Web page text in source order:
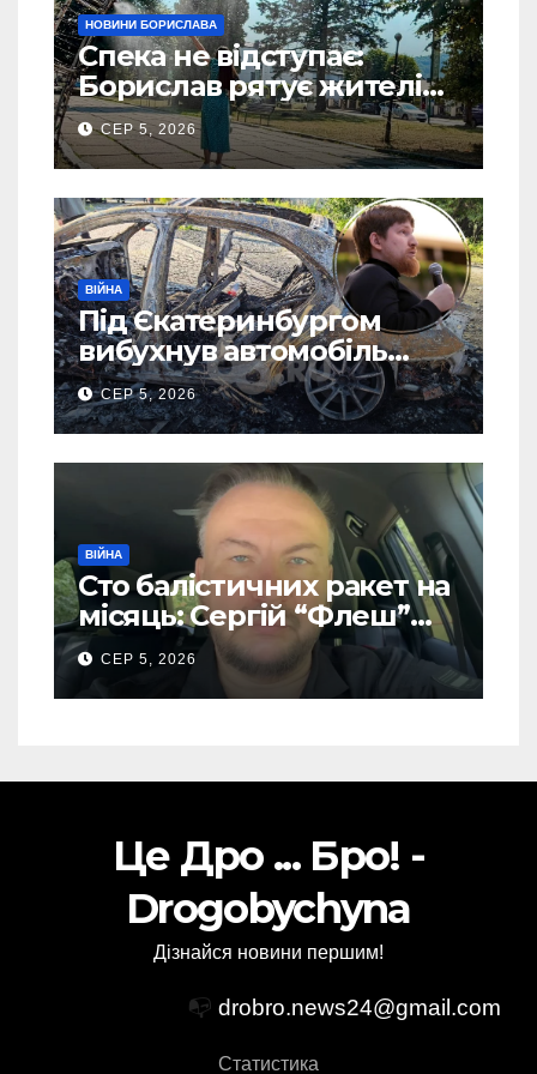
НОВИНИ БОРИСЛАВА
Спека не відступає:
Борислав рятує жителів
від рекордної спеки
(Фото)
СЕР 5, 2026
ВІЙНА
Під Єкатеринбургом
вибухнув автомобіль
голови компанії-
виробника дронів “Упир”
– перші подробиці
СЕР 5, 2026
ВІЙНА
Сто балістичних ракет на
місяць: Сергій “Флеш”
закликав українців
готуватися до гіршого
СЕР 5, 2026
Це Дро ... Бро! -
Drogobychyna
Дізнайся новини першим!
📭 drobro.news24@gmail.com
Статистика